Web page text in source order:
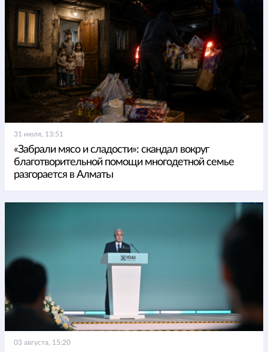
31 июля, 13:51
«Забрали мясо и сладости»: скандал вокруг
благотворительной помощи многодетной семье
разгорается в Алматы
03 августа, 15:20